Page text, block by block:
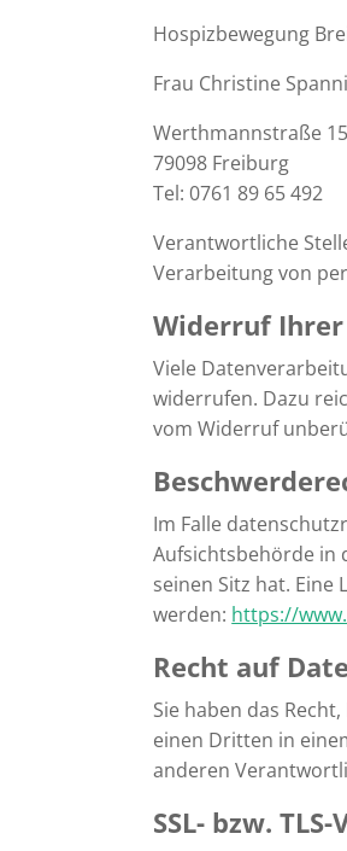
Hospizbewegung
Frau Christine
Werthmannstraße 15
79098 Freiburg
Tel: 0761 89 65 492
Verantwortliche
Verarbeitung von
Widerruf
Viele
widerrufen. Dazu
vom Widerruf
Im Falle
Aufsichtsbehörde in
seinen Sitz hat.
werden: https://
Recht auf
Sie haben das
einen Dritten in
anderen
SSL- bzw.